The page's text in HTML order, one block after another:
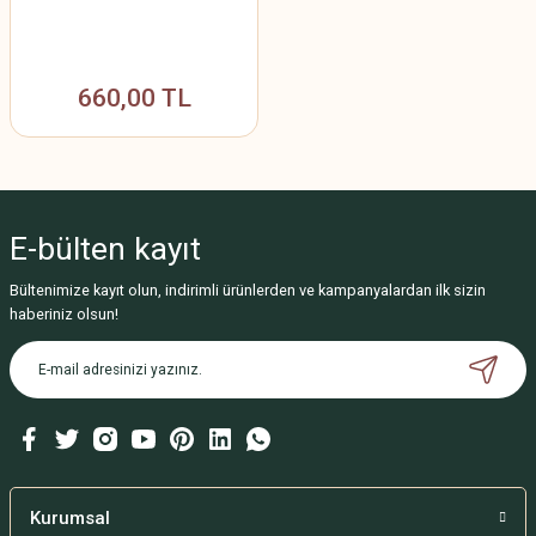
660,00 TL
E-bülten kayıt
Bültenimize kayıt olun, indirimli ürünlerden ve kampanyalardan ilk sizin
haberiniz olsun!
Kurumsal